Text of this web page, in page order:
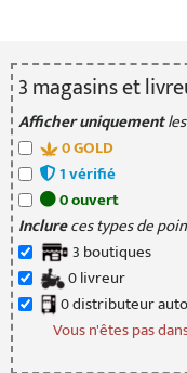
3magasinset
Afficher uniquement
0GOLD
1vérifié
0ouvert
Inclureces types de
3 boutiques
0livreur
0distributeur
Vous n'êtes pas